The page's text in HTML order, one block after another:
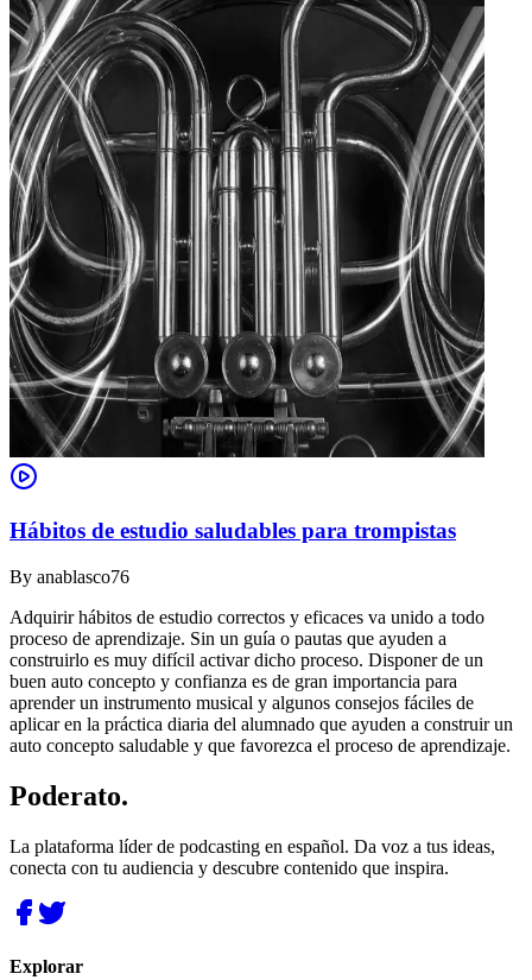
Hábitos de estudio saludables para trompistas
By anablasco76
Adquirir hábitos de estudio correctos y eficaces va unido a todo
proceso de aprendizaje. Sin un guía o pautas que ayuden a
construirlo es muy difícil activar dicho proceso. Disponer de un
buen auto concepto y confianza es de gran importancia para
aprender un instrumento musical y algunos consejos fáciles de
aplicar en la práctica diaria del alumnado que ayuden a construir un
auto concepto saludable y que favorezca el proceso de aprendizaje.
Poderato.
La plataforma líder de podcasting en español. Da voz a tus ideas,
conecta con tu audiencia y descubre contenido que inspira.
Explorar